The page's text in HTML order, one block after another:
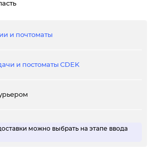
и почтоматы
и постоматы CDEK
можно выбрать на этапе ввода